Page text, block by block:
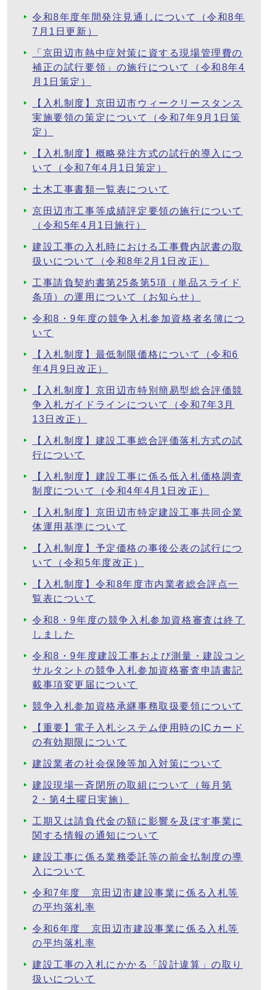
令和8年度年間発注見通しについて（令和8年
7月1日更新）
「京田辺市熱中症対策に資する現場管理費の
補正の試行要領」の施行について（令和8年4
月1日策定）
【入札制度】京田辺市ウィークリースタンス
実施要領の策定について（令和7年9月1日策
定）
【入札制度】概略発注方式の試行的導入につ
いて（令和7年4月1日策定）
土木工事書類一覧表について
京田辺市工事等成績評定要領の施行について
（令和5年4月1日施行）
建設工事の入札時における工事費内訳書の取
扱いについて（令和8年2月1日改正）
工事請負契約書第25条第5項（単品スライド
条項）の運用について（お知らせ）
令和8・9年度の競争入札参加資格者名簿につ
いて
【入札制度】最低制限価格について（令和6
年4月9日改正）
【入札制度】京田辺市特別簡易型総合評価競
争入札ガイドラインについて（令和7年3月
13日改正）
【入札制度】建設工事総合評価落札方式の試
行について
【入札制度】建設工事に係る低入札価格調査
制度について（令和4年4月1日改正）
【入札制度】京田辺市特定建設工事共同企業
体運用基準について
【入札制度】予定価格の事後公表の試行につ
いて（令和5年度改正）
【入札制度】令和8年度市内業者総合評点一
覧表について
令和8・9年度の競争入札参加資格審査は終了
しました
令和8・9年度建設工事および測量・建設コン
サルタントの競争入札参加資格審査申請書記
載事項変更届について
競争入札参加資格承継事務取扱要領について
【重要】電子入札システム使用時のICカード
の有効期限について
建設業者の社会保険等加入対策について
建設現場一斉閉所の取組について（毎月第
2・第4土曜日実施）
工期又は請負代金の額に影響を及ぼす事業に
関する情報の通知について
建設工事に係る業務委託等の前金払制度の導
入について
令和7年度 京田辺市建設事業に係る入札等
の平均落札率
令和6年度 京田辺市建設事業に係る入札等
の平均落札率
建設工事の入札にかかる「設計違算」の取り
扱いについて